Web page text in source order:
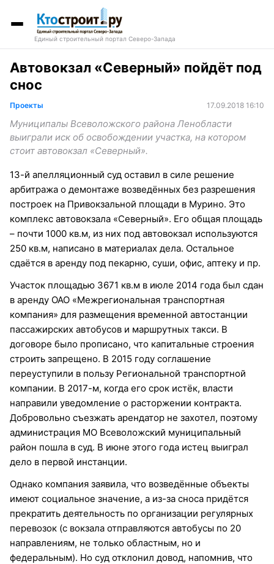
Единый строительный портал Северо-Запада
Автовокзал «Северный» пойдёт под
снос
Проекты 17.09.2018 16:10
Муниципалы Всеволожского района Ленобласти
выиграли иск об освобождении участка, на котором
стоит автовокзал «Северный».
13-й апелляционный суд оставил в силе решение
арбитража о демонтаже возведённых без разрешения
построек на Привокзальной площади в Мурино. Это
комплекс автовокзала «Северный». Его общая площадь
– почти 1000 кв.м, из них под автовокзал используются
250 кв.м, написано в материалах дела. Остальное
сдаётся в аренду под пекарню, суши, офис, аптеку и пр.
Участок площадью 3671 кв.м в июле 2014 года был сдан
в аренду ОАО «Межрегиональная транспортная
компания» для размещения временной автостанции
пассажирских автобусов и маршрутных такси. В
договоре было прописано, что капитальные строения
строить запрещено. В 2015 году соглашение
переуступили в пользу Региональной транспортной
компании. В 2017-м, когда его срок истёк, власти
направили уведомление о расторжении контракта.
Добровольно съезжать арендатор не захотел, поэтому
администрация МО Всеволожский муниципальный
район пошла в суд. В июне этого года истец выиграл
дело в первой инстанции.
Однако компания заявила, что возведённые объекты
имеют социальное значение, а из-за сноса придётся
прекратить деятельность по организации регулярных
перевозок (с вокзала отправляются автобусы по 20
направлениям, не только областным, но и
федеральным). Но суд отклонил довод, напомнив, что